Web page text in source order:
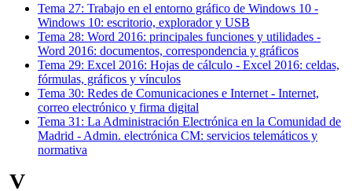
Tema 27: Trabajo en el entorno gráfico de Windows 10 -
Windows 10: escritorio, explorador y USB
Tema 28: Word 2016: principales funciones y utilidades -
Word 2016: documentos, correspondencia y gráficos
Tema 29: Excel 2016: Hojas de cálculo - Excel 2016: celdas,
fórmulas, gráficos y vínculos
Tema 30: Redes de Comunicaciones e Internet - Internet,
correo electrónico y firma digital
Tema 31 : La Administración Electrónica en la Comunidad de
Madrid - Admin. electrónica CM: servicios telemáticos y
normativa
V